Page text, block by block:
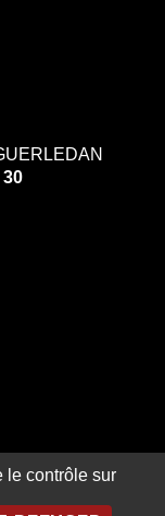
30
|Contact|
le contrôle sur